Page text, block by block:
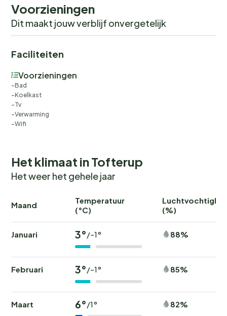
Voorzieningen
Dit maakt jouw verblijf onvergetelijk
Faciliteiten
Voorzieningen
Bad
Koelkast
Tv
Verwarming
Wifi
Het klimaat in Tofterup
Het weer het gehele jaar
Maand
Temperatuur
(°C)
(%)
Januari 3°/-1° 88%
Februari 3°/-1° 85%
Maart 6°/1° 82%